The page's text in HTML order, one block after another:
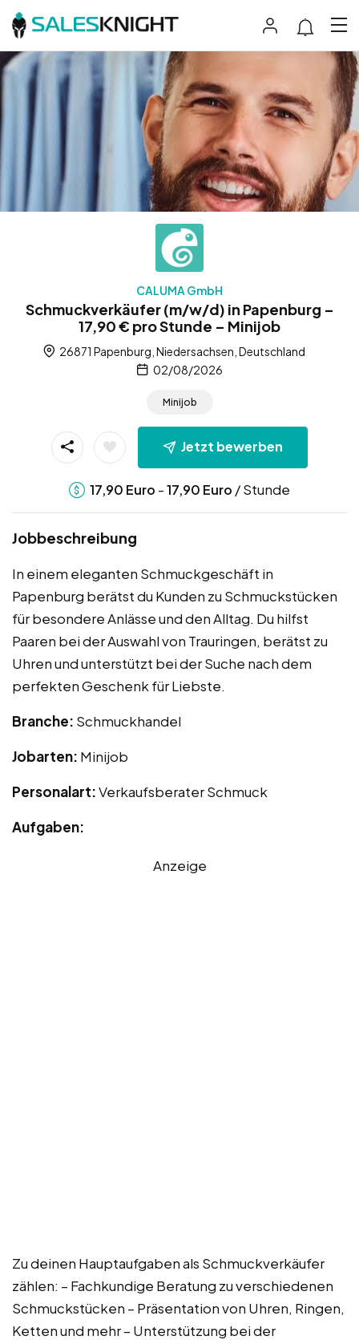
CALUMA GmbH
Schmuckverkäufer (m/w/d) in Papenburg –
17,90 € pro Stunde – Minijob
26871 Papenburg, Niedersachsen, Deutschland
02/08/2026
Minijob
Jetzt bewerben
17,90 Euro -17,90 Euro / Stunde
Jobbeschreibung
In einem eleganten Schmuckgeschäft in
Papenburg berätst du Kunden zu Schmuckstücken
für besondere Anlässe und den Alltag. Du hilfst
Paaren bei der Auswahl von Trauringen, berätst zu
Uhren und unterstützt bei der Suche nach dem
perfekten Geschenk für Liebste.
Branche: Schmuckhandel
Jobarten: Minijob
Personalart:Verkaufsberater Schmuck
Aufgaben:
Anzeige
Zu deinen Hauptaufgaben als Schmuckverkäufer
zählen: – Fachkundige Beratung zu verschiedenen
Schmuckstücken – Präsentation von Uhren, Ringen,
Ketten und mehr – Unterstützung bei der